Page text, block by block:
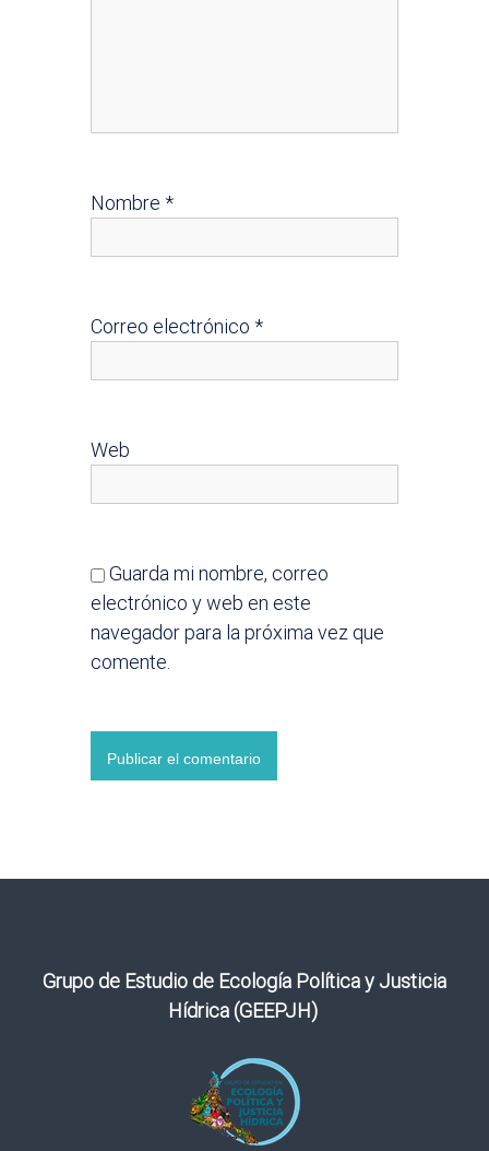
Nombre*
Correo electrónico*
Web
Guarda mi nombre, correo
electrónico y web en este
navegador para la próxima vez que
comente.
Grupo de Estudio de Ecología Política y Justicia
Hídrica (GEEPJH)